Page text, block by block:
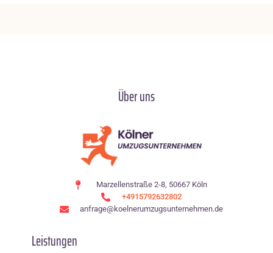
Über uns
Marzellenstraße 2-8, 50667 Köln
+4915792632802
anfrage@koelnerumzugsunternehmen.de
Leistungen